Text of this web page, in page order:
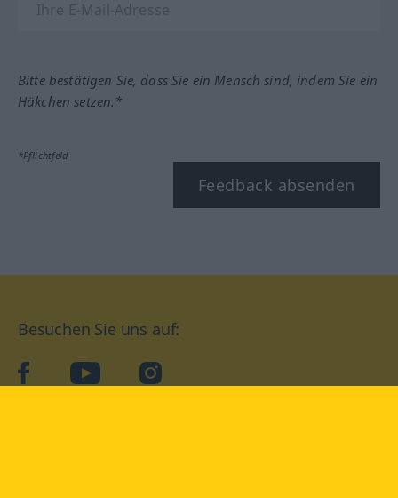
Bitte bestätigen Sie, dass Sie ein Mensch sind, indem Sie ein
Häkchen setzen.*
*Pflichtfeld
Feedback absenden
Besuchen Sie uns auf:
facebookYouTube Instagram